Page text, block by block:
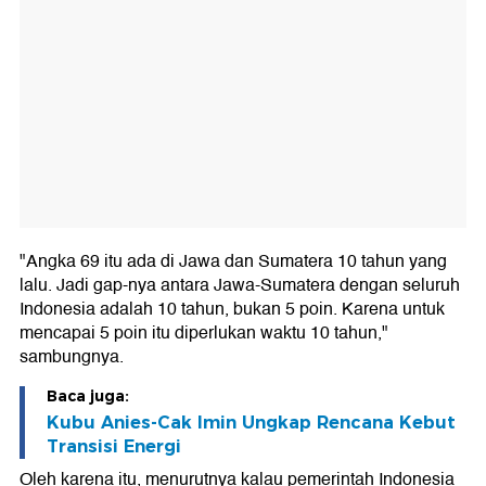
"Angka 69 itu ada di Jawa dan Sumatera 10 tahun yang
lalu. Jadi gap-nya antara Jawa-Sumatera dengan seluruh
Indonesia adalah 10 tahun, bukan 5 poin. Karena untuk
mencapai 5 poin itu diperlukan waktu 10 tahun,"
sambungnya.
Baca juga:
Kubu Anies-Cak Imin Ungkap Rencana Kebut
Transisi Energi
Oleh karena itu, menurutnya kalau pemerintah Indonesia